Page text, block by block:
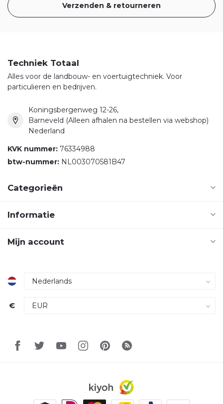
Verzenden & retourneren
Techniek Totaal
Alles voor de landbouw- en voertuigtechniek. Voor
particulieren en bedrijven.
Koningsbergenweg 12-26,
Barneveld (Alleen afhalen na bestellen via webshop)
Nederland
KVK nummer: 76334988
btw-nummer: NL003070581B47
Categorieën
Informatie
Mijn account
€